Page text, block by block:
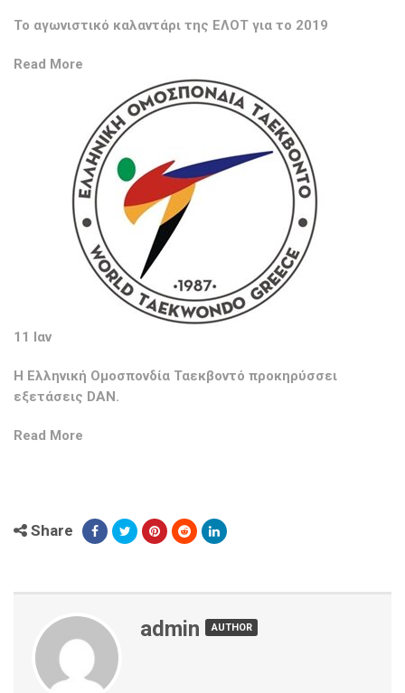
Το αγωνιστικό καλαντάρι της ΕΛΟΤ για το 2019
Read More
11 Ιαν
Η Ελληνική Ομοσπονδία Ταεκβοντό προκηρύσσει
εξετάσεις DAN.
Read More
Share
admin AUTHOR